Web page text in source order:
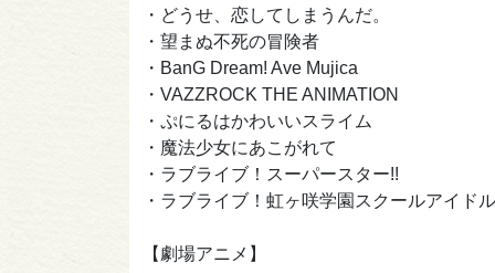
・どうせ、恋してしまうんだ。
・望まぬ不死の冒険者
・BanG Dream! Ave Mujica
・VAZZROCK THE ANIMATION
・ぷにるはかわいいスライム
・魔法少女にあこがれて
・ラブライブ！スーパースター!!
・ラブライブ！虹ヶ咲学園スクールアイド
【劇場アニメ】